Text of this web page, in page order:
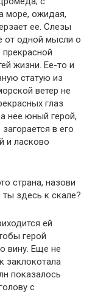
море, ожидая,
ее. Слезы
от одной мысли о
жизни. Ее-то и
статую из
ветер не
глаз
нее юный герой,
в его
и ласково
страна, назови
здесь к скале?
ей
герой
вину. Еще не
заклокотала
показалось
с